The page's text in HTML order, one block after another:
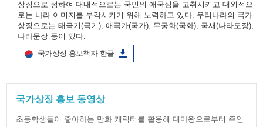
상징으로 정하여 대내적으로는 국민의 애국심을 고취시키고 대외적으
로는 나라 이미지를 부각시키기 위해 노력하고 있다. 우리나라의 국가
상징으로는 태극기(국기), 애국가(국가), 무궁화(국화), 국새(나라도장),
나라문장 등이 있다.
국가상징 홍보책자 한글
국가상징 홍보 동영상
초등학생들이 좋아하는 만화 캐릭터를 활용해 대마왕으로부터 주인